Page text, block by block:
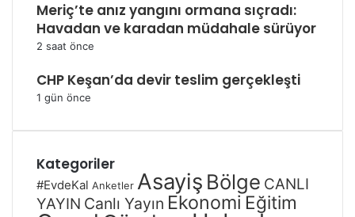
Meriç’te anız yangını ormana sıçradı:
Havadan ve karadan müdahale sürüyor
2 saat önce
CHP Keşan’da devir teslim gerçekleşti
1 gün önce
Kategoriler
#EvdeKal Anketler Asayiş Bölge CANLI
YAYIN Canlı Yayın Ekonomi Eğitim